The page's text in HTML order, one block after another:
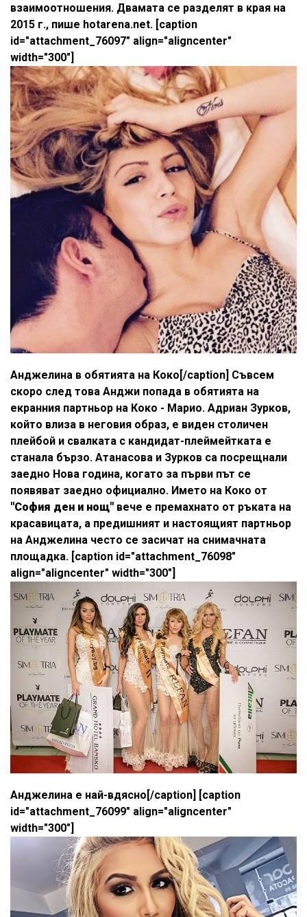
взаимоотношения. Двамата се разделят в края на
2015 г., пише hotarena.net. [caption
id="attachment_76097" align="aligncenter"
width="300"]
Анджелина в обятията на Коко[/caption] Съвсем
скоро след това Анджи попада в обятията на
екранния партньор на Коко - Марио. Адриан Зурков,
който влиза в неговия образ, е виден столичен
плейбой и свалката с кандидат-плеймейтката е
станала бързо. Атанасова и Зурков са посрещнали
заедно Нова година, когато за първи път се
появяват заедно официално. Името на Коко от
"София ден и нощ" вече е премахнато от ръката на
красавицата, а предишният и настоящият партньор
на Анджелина често се засичат на снимачната
площадка. [caption id="attachment_76098"
align="aligncenter" width="300"]
Анджелина е най-вдясно[/caption] [caption
id="attachment_76099" align="aligncenter"
width="300"]